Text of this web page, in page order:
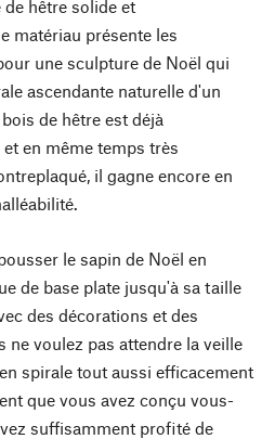
hêtre solide et
matériau présente les
une sculpture de Noël qui
ascendante naturelle d'un
de hêtre est déjà
en même temps très
il gagne encore en
le sapin de Noël en
de base plate jusqu'à sa taille
des décorations et des
ne voulez pas attendre la veille
spirale tout aussi efficacement
que vous avez conçu vous-
suffisamment profité de